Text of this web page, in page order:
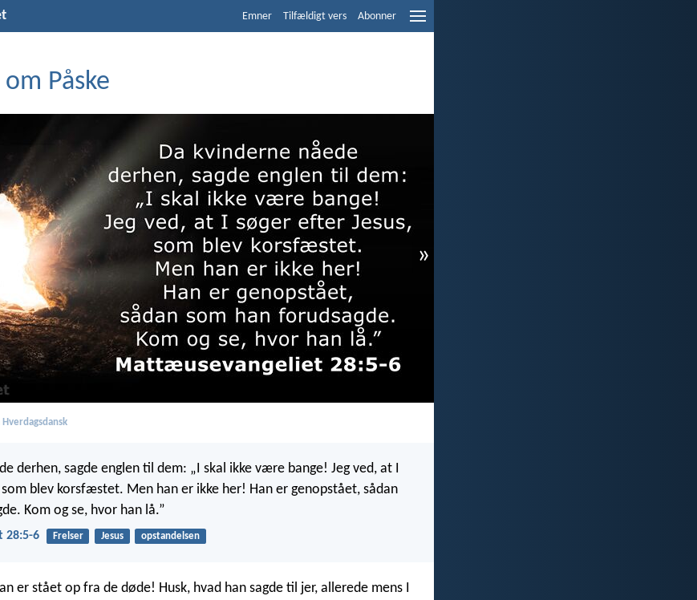
Emner Tilfældigt vers Abonner
Påske
»
derhen, sagde englen til dem: „I skal ikke være bange! Jeg ved, at I
som blev korsfæstet. Men han er ikke her! Han er genopstået, sådan
Kom og se, hvor han lå.”
28:5-6 Frelser Jesus opstandelsen
er stået op fra de døde! Husk, hvad han sagde til jer, allerede mens I